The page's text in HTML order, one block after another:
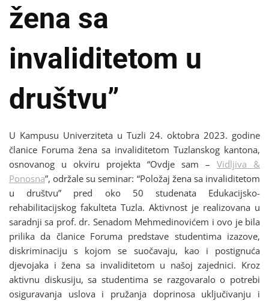
žena sa
invaliditetom u
društvu”
U Kampusu Univerziteta u Tuzli 24. oktobra 2023. godine
članice Foruma žena sa invaliditetom Tuzlanskog kantona,
osnovanog u okviru projekta “Ovdje sam – Vidljiva &
Ponosna”, održale su seminar: “Položaj žena sa invaliditetom
u društvu” pred oko 50 studenata Edukacijsko-
rehabilitacijskog fakulteta Tuzla. Aktivnost je realizovana u
saradnji sa prof. dr. Senadom Mehmedinovićem i ovo je bila
prilika da članice Foruma predstave studentima izazove,
diskriminaciju s kojom se suočavaju, kao i postignuća
djevojaka i žena sa invaliditetom u našoj zajednici. Kroz
aktivnu diskusiju, sa studentima se razgovaralo o potrebi
osiguravanja uslova i pružanja doprinosa uključivanju i